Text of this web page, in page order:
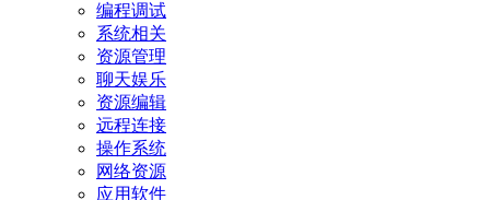
编程调试
系统相关
资源管理
聊天娱乐
资源编辑
远程连接
操作系统
网络资源
应用软件